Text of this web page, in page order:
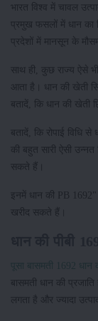
भारत विश्व में चावल
प्रमुख फसलों में धान का
प्रदेशों में मानसून के
साथ ही, कुछ राज्य ऐसे
आता है। धान की खेती
बतादें, कि धान की खेती
बतादें, कि रोपाई विधि
की बहुत सारी ऐसी
सकते हैं।
इनमें धान की PB
खरीद सकते हैं।
पूसा बासमती 1692 धान
बासमती धान की
लगता है और ज्यादा